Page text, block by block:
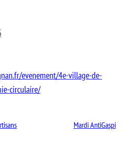
evenement/4e-village-de-
circulaire/
Mardi AntiGaspi